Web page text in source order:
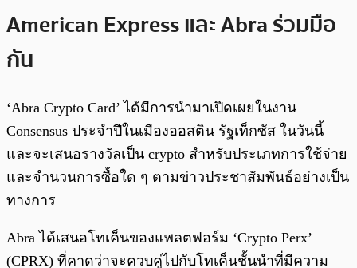
American Express และ Abra ร่วมมือ
กัน
‘Abra Crypto Card’ ได้มีการนำมาเปิดเผยในงาน
Consensus ประจำปีในเมืองออสติน รัฐเท็กซัส ในวันนี้
และจะเสนอรางวัลเป็น crypto สำหรับประเภทการใช้จ่าย
และจำนวนการซื้อใด ๆ ตามข่าวประชาสัมพันธ์อย่างเป็น
ทางการ
Abra ได้เสนอโทเค็นของแพลตฟอร์ม ‘Crypto Perx’
(CPRX) ที่คาดว่าจะควบคู่ไปกับโทเค็นชั้นนำที่มีความ